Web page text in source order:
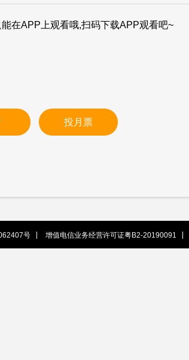
在APP上观看哦,扫码下载APP观看吧~
投月票
号 增值电信业务经营许可证粤B2-20190091